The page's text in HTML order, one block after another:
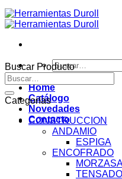
Buscar
por:
Home
Catálogo
Novedades
Contacto
Buscar Producto
Buscar
por:
Categorías
CONSTRUCCION
ANDAMIO
ESPIGA
ENCOFRADO